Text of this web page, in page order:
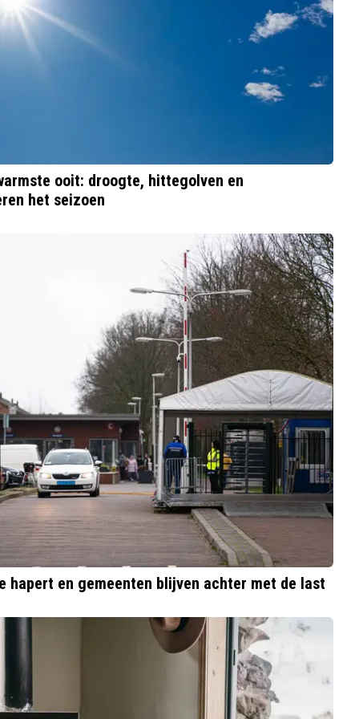
ooit: droogte, hittegolven en
het seizoen
hapert en gemeenten blijven achter met de last